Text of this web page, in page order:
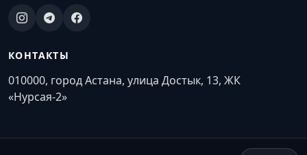
КОНТАКТЫ
010000, город Астана, улица Достык, 13, ЖК
«Нурсая-2»